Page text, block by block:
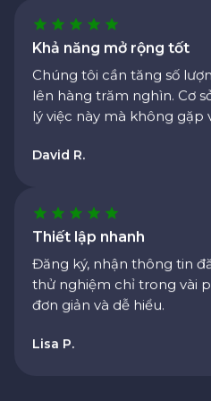
Khả năng mở rộng tốt
Chúng tôi cần tăng số
lên hàng trăm nghìn. Cơ
Thiết lập nhanh
Đăng ký, nhận thông tin
thử nghiệm chỉ trong vài